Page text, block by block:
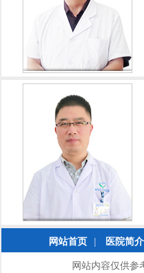
网站首页 医院简介
网站内容仅供参